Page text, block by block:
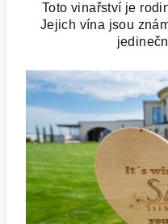
Toto vinařství je
Jejich vína jsou